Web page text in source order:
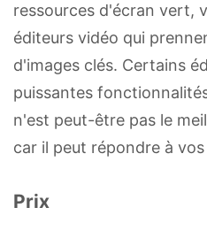
ressources d'écran vert,
éditeurs vidéo qui
d'images clés. Certains
puissantes
n'est peut-être pas le
car il peut répondre à
Prix